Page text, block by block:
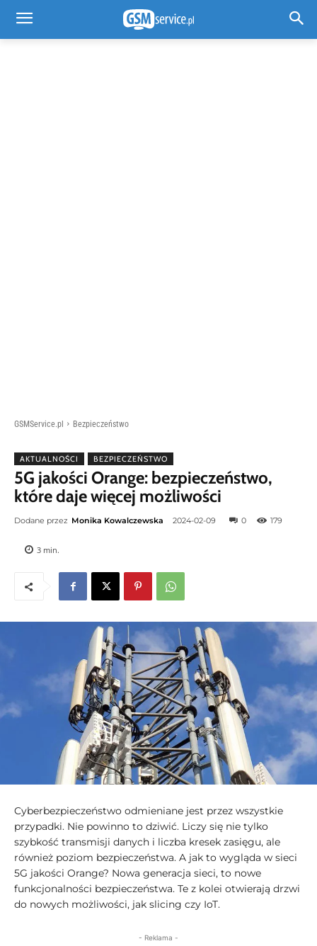
GSMService.pl Bezpieczeństwo
AKTUALNOŚCI BEZPIECZEŃSTWO
5G jakości Orange: bezpieczeństwo,
które daje więcej możliwości
Dodane przez Monika Kowalczewska 2024-02-09 0 179
3 min.
Cyberbezpieczeństwo odmieniane jest przez wszystkie
przypadki. Nie powinno to dziwić. Liczy się nie tylko
szybkość transmisji danych i liczba kresek zasięgu, ale
również poziom bezpieczeństwa. A jak to wygląda w sieci
5G jakości Orange? Nowa generacja sieci, to nowe
funkcjonalności bezpieczeństwa. Te z kolei otwierają drzwi
do nowych możliwości, jak slicing czy IoT.
- Reklama -